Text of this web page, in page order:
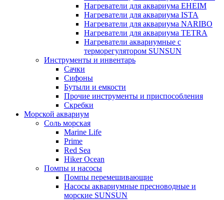
Нагреватели для аквариума EHEIM
Нагреватели для аквариума ISTA
Нагреватели для аквариума NARIBO
Нагреватели для аквариума TETRA
Нагреватели аквариумные с
терморегулятором SUNSUN
Инструменты и инвентарь
Сачки
Сифоны
Бутыли и емкости
Прочие инструменты и приспособления
Скребки
Морской аквариум
Соль морская
Marine Life
Prime
Red Sea
Hiker Ocean
Помпы и насосы
Помпы перемешивающие
Насосы аквариумные пресноводные и
морские SUNSUN